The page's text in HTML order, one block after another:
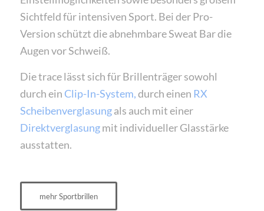
Sichtfeld für intensiven Sport. Bei der Pro-
Version schützt die abnehmbare Sweat Bar die
Augen vor Schweiß.
Die trace lässt sich für Brillenträger sowohl
durch ein Clip-In-System,durch einen RX
Scheibenverglasungals auch mit einer
Direktverglasungmit individueller Glasstärke
ausstatten.
mehr Sportbrillen